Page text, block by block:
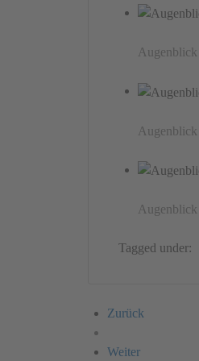
Augenblick
Tagged under:
Zurück
Weiter